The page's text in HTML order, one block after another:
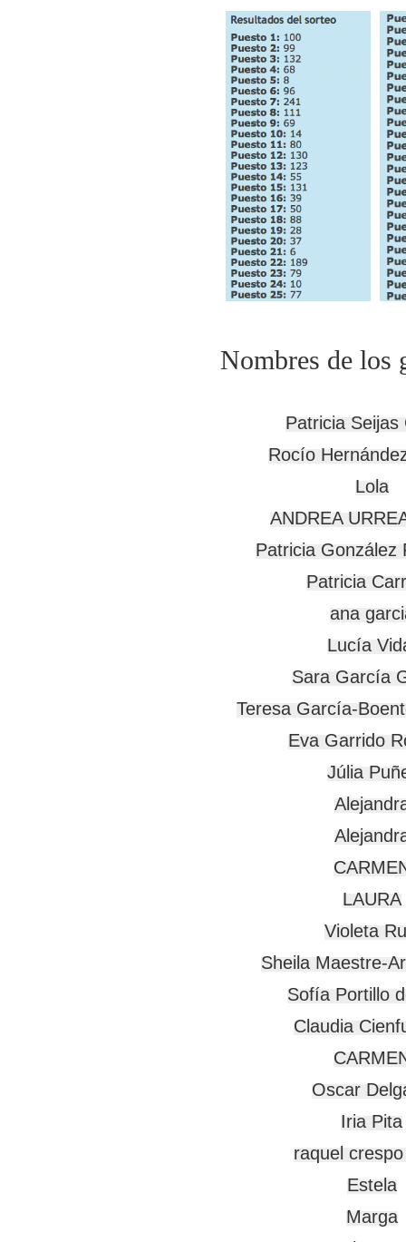
Nombres de los
Patricia Seijas
Rocío
Lola
ANDREA
Patricia González
Patricia
ana
Lucía
Sara García
Teresa García-
Eva Garrido
Júlia
LAURA
Violeta
Sheila Maestre-
Sofía Portillo
Claudia
Oscar
Iria Pita
raquel
Estela
Marga